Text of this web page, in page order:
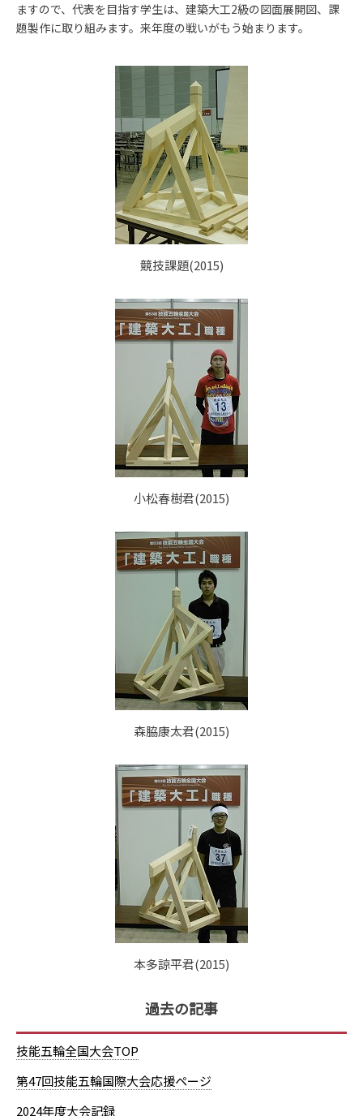
ますので、代表を目指す学生は、建築大工2級の図面展開図、課
題製作に取り組みます。来年度の戦いがもう始まります。
競技課題(2015)
小松春樹君(2015)
森脇康太君(2015)
本多諒平君(2015)
過去の記事
技能五輪全国大会TOP
第47回技能五輪国際大会応援ページ
2024年度大会記録